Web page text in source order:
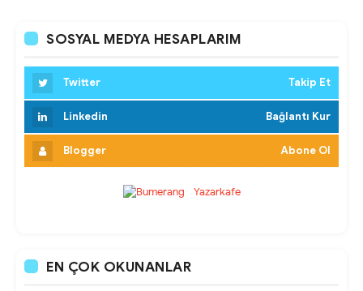
SOSYAL MEDYA HESAPLARIM
Twitter Takip Et
Linkedin Bağlantı Kur
Blogger Abone Ol
EN ÇOK OKUNANLAR